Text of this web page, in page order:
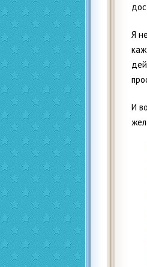
Я
И